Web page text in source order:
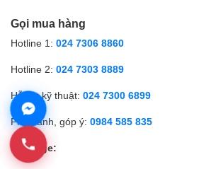
Gọi mua hàng
Hotline 1: 024 7306 8860
Hotline 2: 024 7303 8889
Hỗ trợ kỹ thuật: 024 7300 6899
Phản ánh, góp ý: 0984 585 835
Fanpage: